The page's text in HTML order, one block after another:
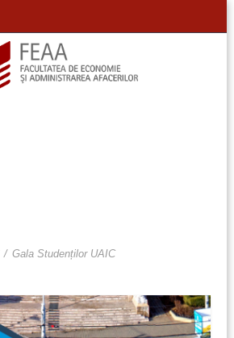
/ Gala Studenților UAIC